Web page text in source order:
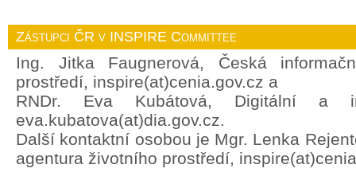
Zástupci ČR v INSPIRE Committee
Ing. Jitka Faugnerová, Česká
prostředí, inspire(at)cenia.gov.cz a
RNDr. Eva Kubátová, Digitální a
eva.kubatova(at)dia.gov.cz.
Další kontaktní osobou je Mgr. Lenka
agentura životního prostředí,